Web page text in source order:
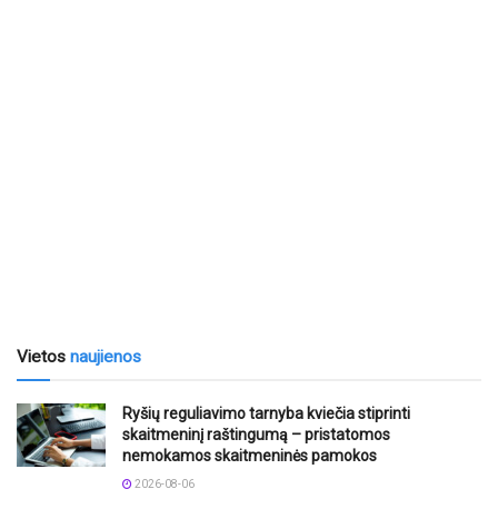
Vietos naujienos
Ryšių reguliavimo tarnyba kviečia stiprinti
skaitmeninį raštingumą – pristatomos
nemokamos skaitmeninės pamokos
2026-08-06